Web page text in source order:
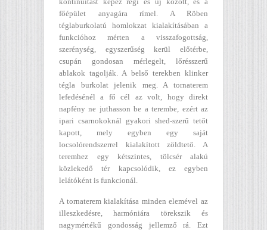
főépület anyagára rímel. A Röben
téglaburkolatú homlokzat kialakításában a
funkcióhoz mérten a visszafogottság,
szerénység, egyszerűség kerül előtérbe,
csupán gondosan mérlegelt, lőrésszerű
ablakok tagolják. A belső terekben klinker
tégla burkolat jelenik meg. A tornaterem
lefedésénél a fő cél az volt, hogy direkt
napfény ne juthasson be a terembe, ezért az
ipari csarnokoknál gyakori shed-szerű tetőt
kapott, mely egyben egy saját
locsolórendszerrel kialakított zöldtető. A
teremhez egy kétszintes, tölcsér alakú
közlekedő tér kapcsolódik, ez egyben
lelátóként is funkcionál.
A tornaterem kialakítása minden elemével az
illeszkedésre, harmóniára törekszik és
nagymértékű gondosság jellemző rá. Ezt